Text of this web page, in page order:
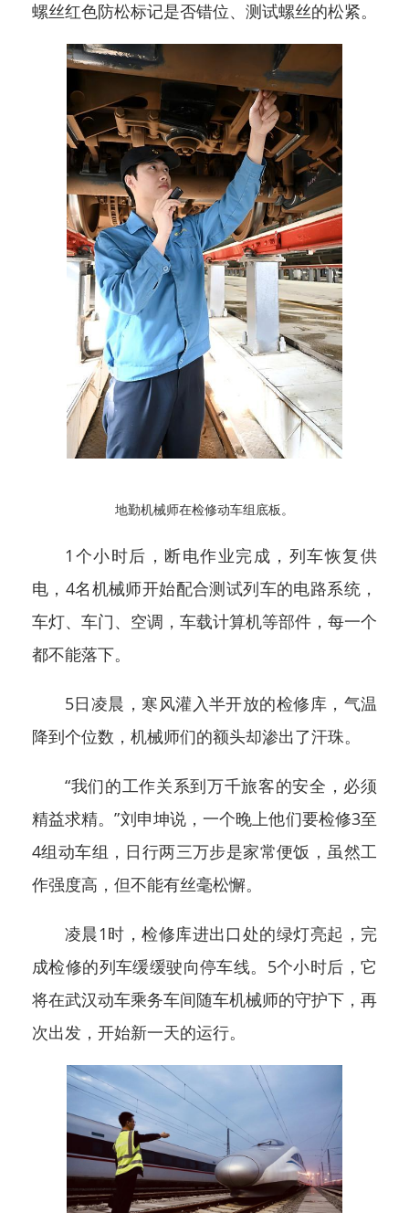
螺丝红色防松标记是否错位、测试螺丝的松紧。
地勤机械师在检修动车组底板。
1个小时后，断电作业完成，列车恢复供
电，4名机械师开始配合测试列车的电路系统，
车灯、车门、空调，车载计算机等部件，每一个
都不能落下。
5日凌晨，寒风灌入半开放的检修库，气温
降到个位数，机械师们的额头却渗出了汗珠。
“我们的工作关系到万千旅客的安全，必须
精益求精。”刘申坤说，一个晚上他们要检修3至
4组动车组，日行两三万步是家常便饭，虽然工
作强度高，但不能有丝毫松懈。
凌晨1时，检修库进出口处的绿灯亮起，完
成检修的列车缓缓驶向停车线。5个小时后，它
将在武汉动车乘务车间随车机械师的守护下，再
次出发，开始新一天的运行。